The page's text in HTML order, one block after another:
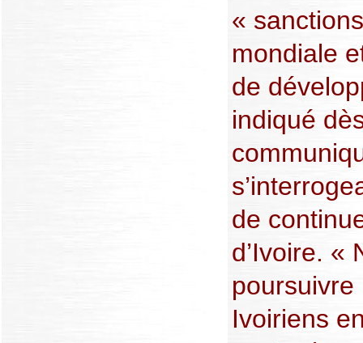
«
mondiale
de
indiqué
de
d’Ivoire. «
poursuivre
Ivoiriens